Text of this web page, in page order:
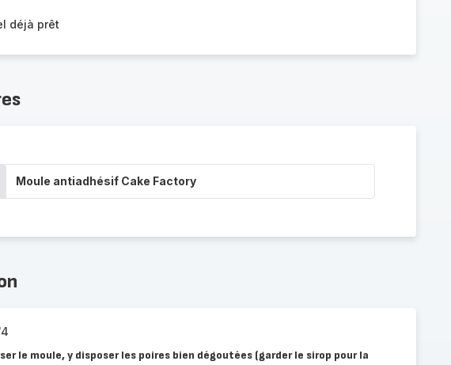
déjà prêt
Moule antiadhésif Cake Factory
le moule, y disposer les poires bien dégoutées (garder le sirop pour la